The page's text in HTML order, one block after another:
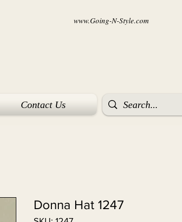
www.Going-N-Style.com
Contact Us
Donna Hat 1247